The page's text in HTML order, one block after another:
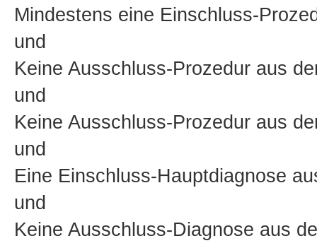
Mindestens eine Einschluss-
und
Keine Ausschluss-Prozedur aus
und
Keine Ausschluss-Prozedur aus
und
Eine Einschluss-Hauptdiagnose
und
Keine Ausschluss-Diagnose aus